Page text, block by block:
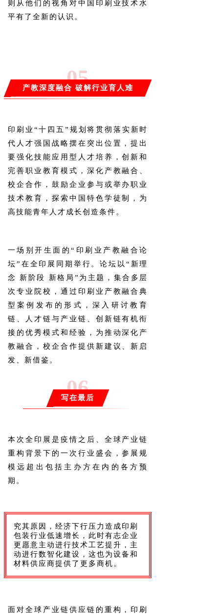
则从他们的视角对中国印刷业技术水
平有了全新的认识。
05
产教深度融合 破解行业育人难
印刷业“十四五”规划将贯彻落实新时
代人才强国战略摆在突出位置，提出
要强化技能应用型人才培养，创新和
完善职业教育模式，深化产教融合、
校企合作，鼓励企业参与或举办职业
技术教育，探索中国特色学徒制，为
高技能青年人才成长创造条件。
一场别开生面的“印刷业产教融合论
坛”在全印展同期举行。论坛以“新理
念 新阶段 新格局”为主题，集合多层
次专业院校，通过印刷业产教融合典
型案例发布的形式，深入研讨教育
链、人才链与产业链、创新链有机衔
接的优秀模式和经验，为推动深化产
教融合，校企合作提供新建议、新启
发、新借鉴。
06
写在最后
本次全印展是疫情之后、全球产业链
重构背景下的一次行业盛会，参展规
模远超出包括主办方在内的各方预
期。
究其原因，经济下行压力造成印刷
包装行业低速增长，此时有志企业
更愿意主动进行技术工艺提升，主
动进行数智化建设，这也为设备和
材料供应商提供了更多商机。
面对全球产业链供应链的重构，印刷